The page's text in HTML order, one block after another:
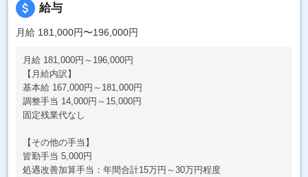
attach_money 給与
月給 181,000円〜196,000円
月給 181,000円～196,000円
【月給内訳】
基本給 167,000円～181,000円
調整手当 14,000円～15,000円
固定残業代なし
【その他の手当】
皆勤手当 5,000円
処遇改善加算手当：年間合計15万円～30万円程度